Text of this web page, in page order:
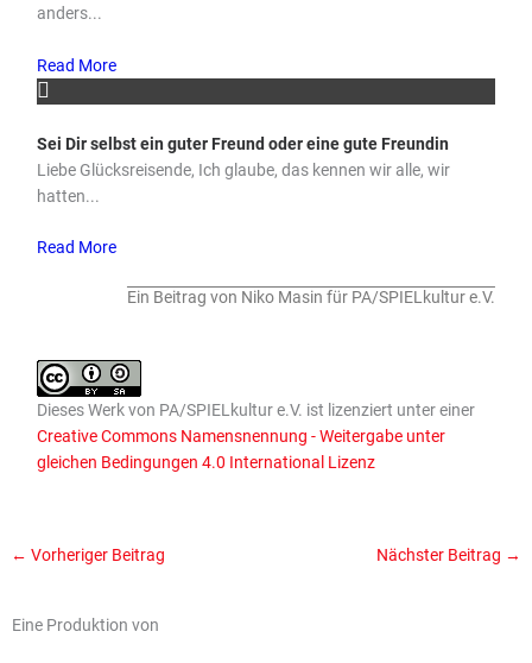
anders...
Read More
Sei Dir selbst ein guter Freund oder eine gute Freundin
Liebe Glücksreisende, Ich glaube, das kennen wir alle, wir
hatten...
Read More
Ein Beitrag von Niko Masin für PA/SPIELkultur e.V.
DiesesWerkvon PA/SPIELkultur e.V. ist lizenziert unter einer
Creative Commons Namensnennung - Weitergabe unter
gleichen Bedingungen 4.0 International Lizenz
← Vorheriger Beitrag Nächster Beitrag →
Eine Produktion von